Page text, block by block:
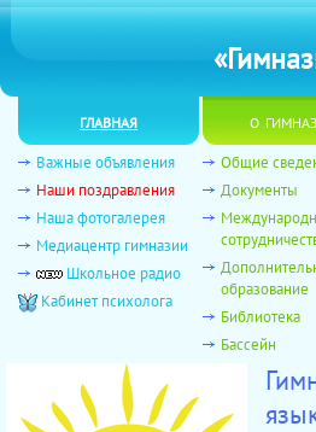
главная о
Важные объявления
Наши поздравления
Наша фотогалерея
Медиацентр гимназии
Школьное радио
Кабинет психолога
Общие
Документы
образование
Библиотека
Бассейн